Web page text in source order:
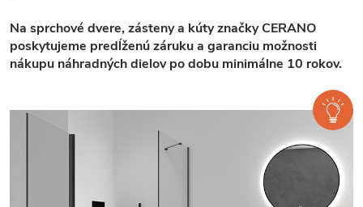
Na sprchové dvere, zásteny a kúty značky CERANO
poskytujeme predĺženú záruku a garanciu možnosti
nákupu náhradných dielov po dobu minimálne 10 rokov.